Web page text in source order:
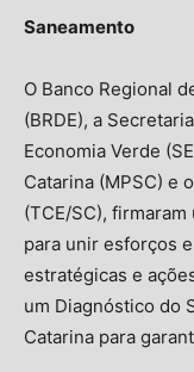
Saneamento
O Banco Regional
(BRDE), a
Economia Verde
Catarina (MPSC) e
(TCE/SC),
para unir esforços
estratégicas e
um Diagnóstico do
Catarina para